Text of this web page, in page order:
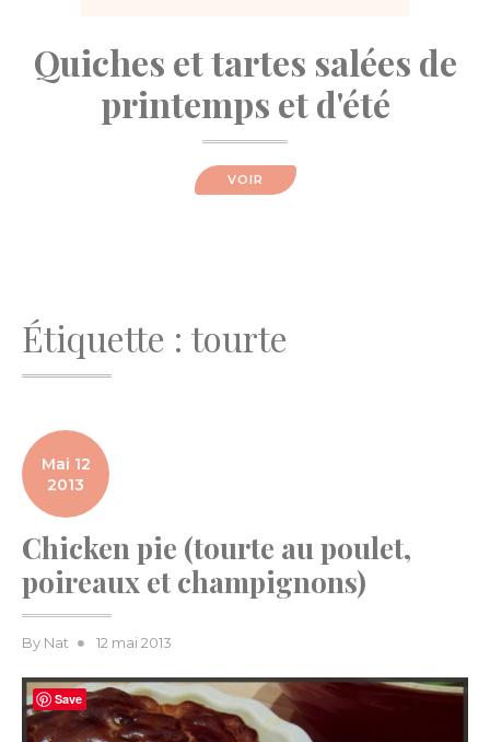
Quiches et tartes salées de
printemps et d'été
VOIR
Étiquette : tourte
Mai 12
2013
Chicken pie (tourte au poulet,
poireaux et champignons)
By Nat
Posted
12 mai 2013
Save